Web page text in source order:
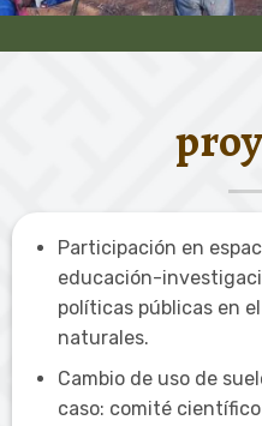
Participación en
educación-
políticas públicas en
naturales.
Cambio de uso de
caso: comité